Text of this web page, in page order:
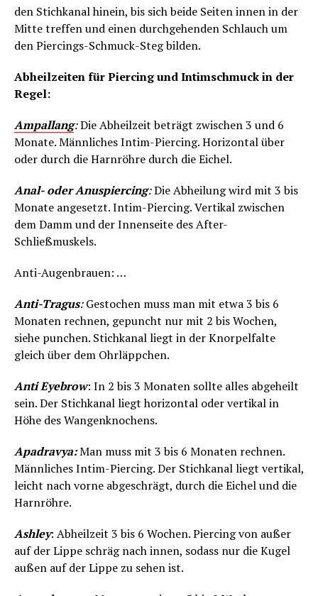
den Stichkanal hinein, bis sich beide Seiten innen in der
Mitte treffen und einen durchgehenden Schlauch um
den Piercings-Schmuck-Steg bilden.
Abheilzeiten für Piercing und Intimschmuck in der
Regel:
Ampallang:Die Abheilzeit beträgt zwischen 3 und 6
Monate. Männliches Intim-Piercing. Horizontal über
oder durch die Harnröhre durch die Eichel.
Anal- oder Anuspiercing:Die Abheilung wird mit 3 bis
Monate angesetzt. Intim-Piercing. Vertikal zwischen
dem Damm und der Innenseite des After-
Schließmuskels.
Anti-Augenbrauen: …
Anti-Tragus:Gestochen muss man mit etwa 3 bis 6
Monaten rechnen, gepuncht nur mit 2 bis Wochen,
siehe punchen. Stichkanal liegt in der Knorpelfalte
gleich über dem Ohrläppchen.
Anti Eyebrow: In 2 bis 3 Monaten sollte alles abgeheilt
sein. Der Stichkanal liegt horizontal oder vertikal in
Höhe des Wangenknochens.
Apadravya:Man muss mit 3 bis 6 Monaten rechnen.
Männliches Intim-Piercing. Der Stichkanal liegt vertikal,
leicht nach vorne abgeschrägt, durch die Eichel und die
Harnröhre.
Ashley: Abheilzeit 3 bis 6 Wochen. Piercing von außer
auf der Lippe schräg nach innen, sodass nur die Kugel
außen auf der Lippe zu sehen ist.